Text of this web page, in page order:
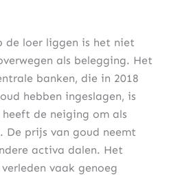
de loer liggen is het niet
als belegging. Het
banken, die in 2018
hebben ingeslagen, is
de neiging om als
De prijs van goud neemt
activa dalen. Het
vaak genoeg